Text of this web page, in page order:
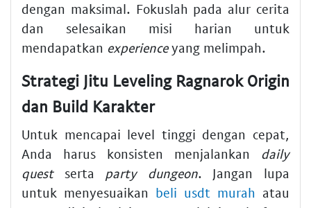
dengan maksimal. Fokuslah pada alur cerita
dan selesaikan misi harian untuk
mendapatkan experienceyang melimpah.
Strategi Jitu Leveling Ragnarok Origin
dan Build Karakter
Untuk mencapai level tinggi dengan cepat,
Anda harus konsisten menjalankan daily
questserta party dungeon. Jangan lupa
untuk menyesuaikan beli usdt murah atau